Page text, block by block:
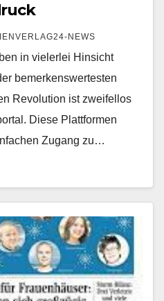
NEWS
in vielerlei Hinsicht
bemerkenswertesten
Revolution ist zweifellos
Diese Plattformen
Zugang zu…